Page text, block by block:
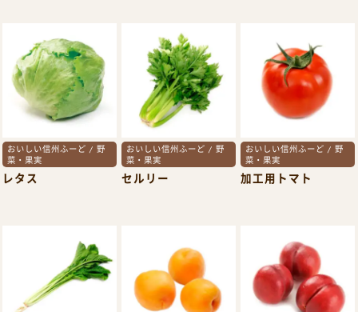
おいしい信州ふーど / 野
菜・果実
レタス
おいしい信州ふーど / 野
菜・果実
セルリー
おいしい信州ふーど / 野
菜・果実
加工用トマト